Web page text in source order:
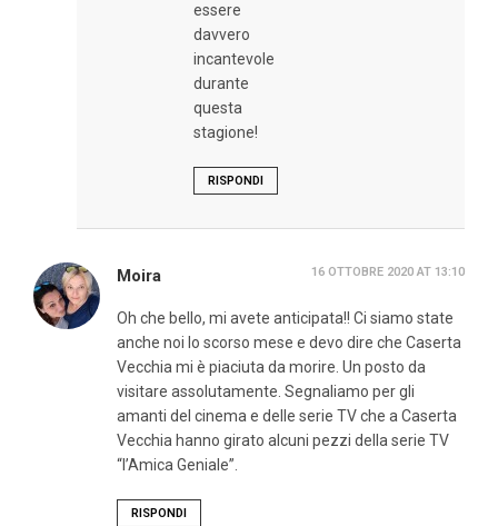
essere
davvero
incantevole
durante
questa
stagione!
RISPONDI
Moira 16 OTTOBRE 2020 AT 13:10
Oh che bello, mi avete anticipata!! Ci siamo state
anche noi lo scorso mese e devo dire che Caserta
Vecchia mi è piaciuta da morire. Un posto da
visitare assolutamente. Segnaliamo per gli
amanti del cinema e delle serie TV che a Caserta
Vecchia hanno girato alcuni pezzi della serie TV
“l’Amica Geniale”.
RISPONDI